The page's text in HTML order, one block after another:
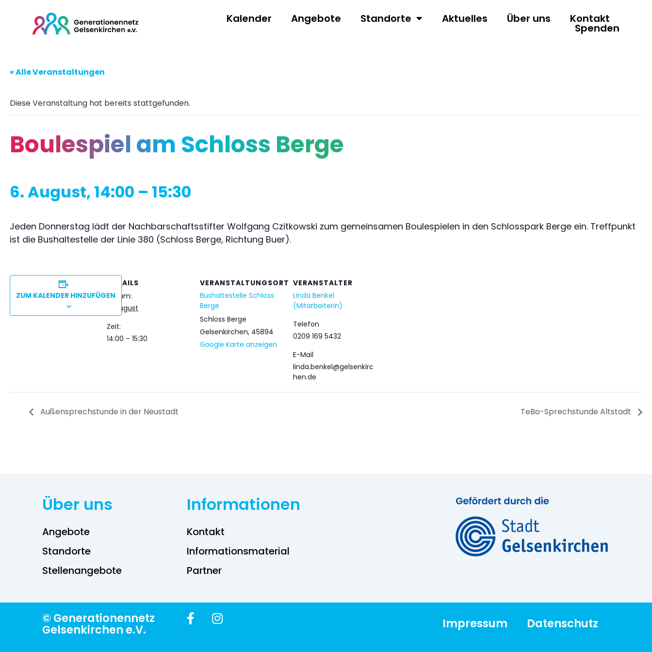
Kalender Angebote Standorte Aktuelles Über uns Kontakt
Spenden
« Alle Veranstaltungen
Diese Veranstaltung hat bereits stattgefunden.
Boulespiel am Schloss Berge
6. August, 14:00 – 15:30
Jeden Donnerstag lädt der Nachbarschaftsstifter Wolfgang Czitkowski zum gemeinsamen Boulespielen in den Schlosspark Berge ein. Treffpunkt
ist die Bushaltestelle der Linie 380 (Schloss Berge, Richtung Buer).
ZUM KALENDER HINZUFÜGEN
DETAILS
Datum:
6. August
Zeit:
14:00 – 15:30
VERANSTALTUNGSORT
Bushaltestelle Schloss
Berge
Schloss Berge
Gelsenkirchen, 45894
Google Karte anzeigen
VERANSTALTER
Linda Benkel
(Mitarbeiterin)
Telefon
0209 169 5432
E-Mail
linda.benkel@gelsenkirc
hen.de
Außensprechstunde in der Neustadt TeBo-Sprechstunde Altstadt
Über uns
Angebote
Standorte
Stellenangebote
Informationen
Kontakt
Informations­material
Partner
© Generationennetz
Gelsenkirchen e.V. Impressum Datenschutz